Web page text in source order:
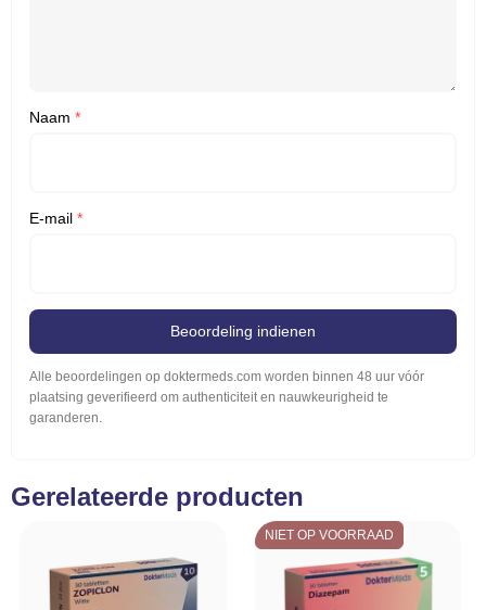
Naam *
E-mail *
Beoordeling indienen
Alle beoordelingen op doktermeds.com worden binnen 48 uur vóór
plaatsing geverifieerd om authenticiteit en nauwkeurigheid te
garanderen.
Gerelateerde producten
NIET OP VOORRAAD